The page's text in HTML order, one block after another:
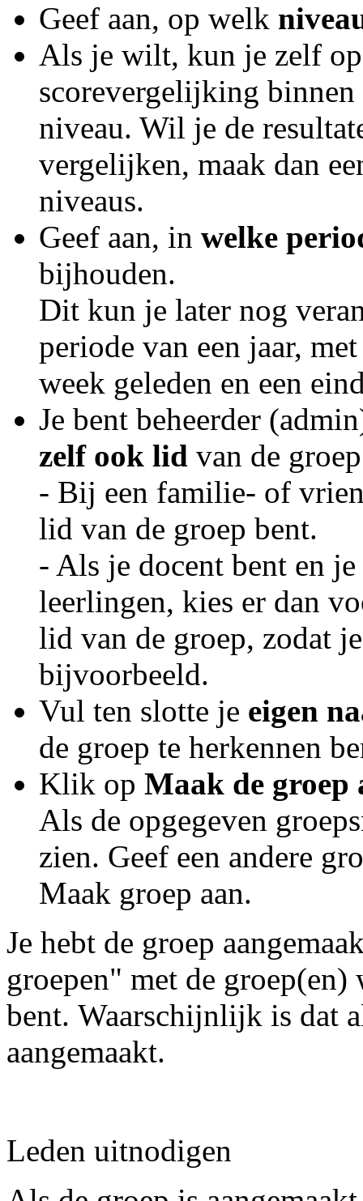
Geef aan, op welk
Als je wilt, kun je zelf op
scorevergelijking binnen
niveau. Wil je de
vergelijken, maak dan
niveaus.
Geef aan, in welke
bijhouden.
Dit kun je later nog
periode van een jaar,
week geleden en een
Je bent beheerder
zelf ook lid van de
- Bij een familie- of
lid van de groep bent.
- Als je docent bent en
leerlingen, kies er dan
lid van de groep, zodat
bijvoorbeeld.
Vul ten slotte je eigen
de groep te herkennen
Klik op Maak de groep
Als de opgegeven
zien. Geef een andere
Maak groep aan.
Je hebt de groep
groepen" met de
bent. Waarschijnlijk is dat
aangemaakt.
Leden uitnodigen